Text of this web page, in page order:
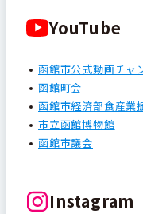
YouTube
函館市公式動画チャ
函館町会
函館市経済部食産業
市立函館博物館
函館市議会
Instagram